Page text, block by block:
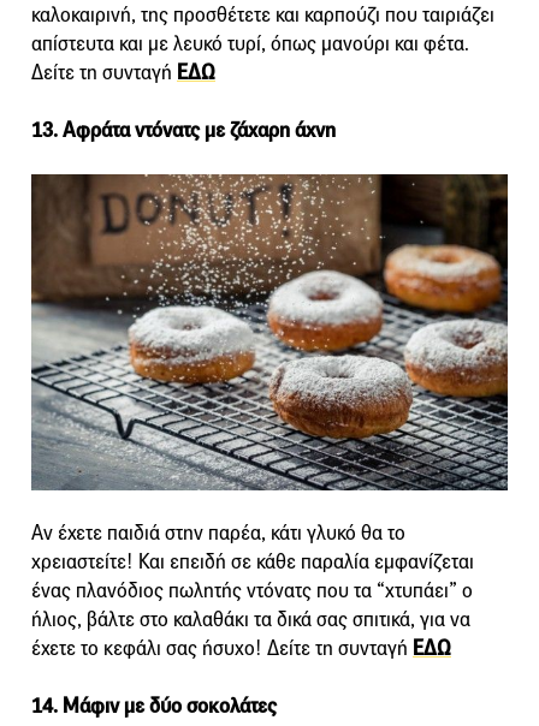
καλοκαιρινή, της προσθέτετε και καρπούζι που ταιριάζει
απίστευτα και με λευκό τυρί, όπως μανούρι και φέτα.
Δείτε τη συνταγή ΕΔΩ
13. Αφράτα ντόνατς με ζάχαρη άχνη
Αν έχετε παιδιά στην παρέα, κάτι γλυκό θα το
χρειαστείτε! Και επειδή σε κάθε παραλία εμφανίζεται
ένας πλανόδιος πωλητής ντόνατς που τα “χτυπάει” ο
ήλιος, βάλτε στο καλαθάκι τα δικά σας σπιτικά, για να
έχετε το κεφάλι σας ήσυχο! Δείτε τη συνταγή ΕΔΩ
14. Μάφιν με δύο σοκολάτες